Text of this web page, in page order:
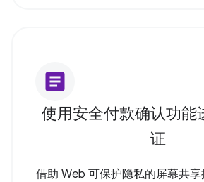
article
使用安全付款确认功能
证
借助 Web 可保护隐私的屏幕共